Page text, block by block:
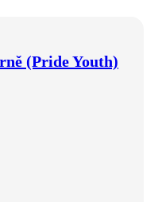
(Pride Youth)